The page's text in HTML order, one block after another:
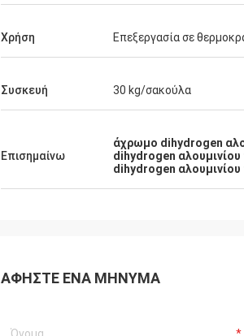
Χρήση Επεξεργασία σε
Συσκευή 30 kg/σακούλα
Επισημαίνω
άχρωμο dihydrogen
dihydrogen
dihydrogen
ΑΦΉΣΤΕ ΈΝΑ ΜΉΝΥΜΑ